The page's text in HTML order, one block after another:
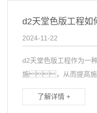
d2天堂色版工程
2024-11-22
d2天堂色版工程作为
施，从而提高施
了解详情 +